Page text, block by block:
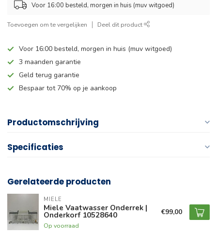
Voor 16:00 besteld, morgen in huis (muv witgoed)
Toevoegen om te vergelijken Deel dit product
Voor 16:00 besteld, morgen in huis (muv witgoed)
3 maanden garantie
Geld terug garantie
Bespaar tot 70% op je aankoop
Productomschrijving
Specificaties
Gerelateerde producten
MIELE
Miele Vaatwasser Onderrek |
Onderkorf 10528640
Op voorraad
€99,00